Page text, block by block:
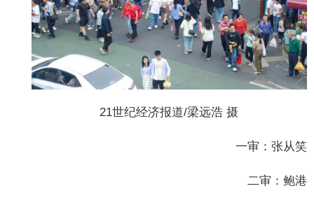
21世纪经济报道/梁远浩 摄
一审：张从笑
二审：鲍港